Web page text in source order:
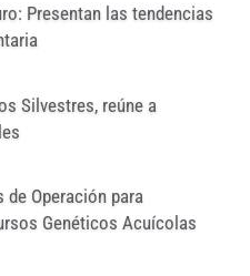
Presentan las tendencias
Silvestres, reúne a
de Operación para
Genéticos Acuícolas